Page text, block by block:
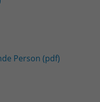
Person (pdf)